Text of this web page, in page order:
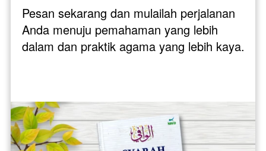
Pesan sekarang dan mulailah perjalanan
Anda menuju pemahaman yang lebih
dalam dan praktik agama yang lebih kaya.